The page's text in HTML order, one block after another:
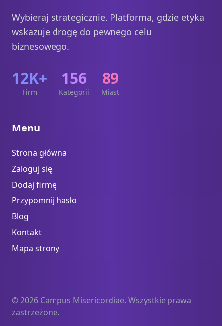
Wybieraj strategicznie. Platforma, gdzie etyka
wskazuje drogę do pewnego celu
biznesowego.
12K+
Firm
156
Kategorii
89
Miast
Menu
Strona główna
Zaloguj się
Dodaj firmę
Przypomnij hasło
Blog
Kontakt
Mapa strony
© 2026 Campus Misericordiae. Wszystkie prawa
zastrzeżone.